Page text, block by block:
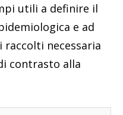
utili a definire il
e ad
raccolti necessaria
contrasto alla